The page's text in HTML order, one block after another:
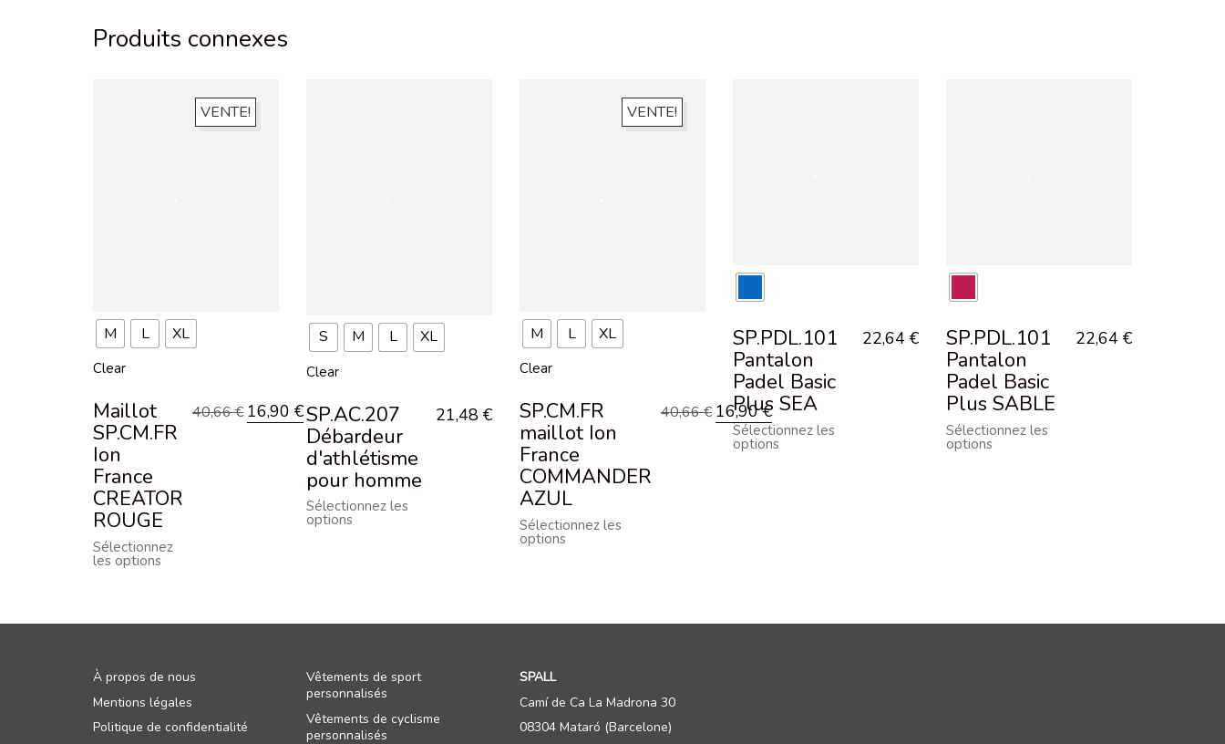
Produits connexes
VENTE!
M L XL
Clear
Maillot
SP.CM.FR
Ion
France
CREATOR
ROUGE
Sélectionnez
les options
40,66€ 16,90 €
S M L XL
Clear
SP.AC.207
Débardeur
d'athlétisme
pour homme
Sélectionnez les
options
21,48 €
VENTE!
M L XL
Clear
SP.CM.FR
maillot Ion
France
COMMANDER
AZUL
Sélectionnez les
options
40,66€ 16,90€
SP.PDL.101
Pantalon
Padel Basic
Plus SEA
Sélectionnez les
options
22,64 €
SP.PDL.101
Pantalon
Padel Basic
Plus SABLE
Sélectionnez les
options
22,64 €
À propos de nous
Mentions légales
Politique de confidentialité
Vêtements de sport
personnalisés
Vêtements de cyclisme
personnalisés
SPALL
Camí de Ca La Madrona 30
08304 Mataró (Barcelone)